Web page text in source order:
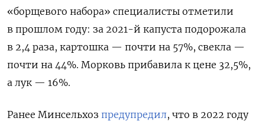
«борщевого набора» специалисты отметили
в прошлом году: за 2021-й капуста подорожала
в 2,4 раза, картошка — почти на 57%, свекла —
почти на 44%. Морковь прибавила к цене 32,5%,
а лук — 16%.
Ранее Минсельхоз предупредил, что в 2022 году